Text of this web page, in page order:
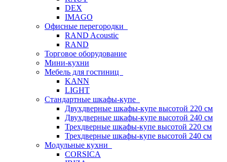
DEX
IMAGO
Офисные перегородки
RAND Acoustic
RAND
Торговое оборудование
Мини-кухни
Мебель для гостиниц
KANN
LIGHT
Стандартные шкафы-купе
Двухдверные шкафы-купе высотой 220 см
Двухдверные шкафы-купе высотой 240 см
Трехдверные шкафы-купе высотой 220 см
Трехдверные шкафы-купе высотой 240 см
Модульные кухни
CORSICA